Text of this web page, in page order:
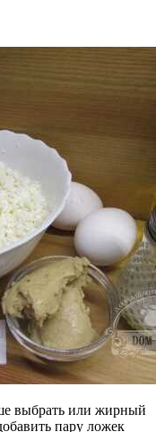
выбрать или жирный
пару ложек